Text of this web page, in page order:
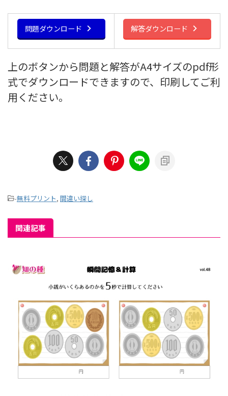
問題ダウンロード 解答ダウンロード
上のボタンから問題と解答がA4サイズのpdf形
式でダウンロードできますので、印刷してご利
用ください。
-無料プリント, 間違い探し
関連記事